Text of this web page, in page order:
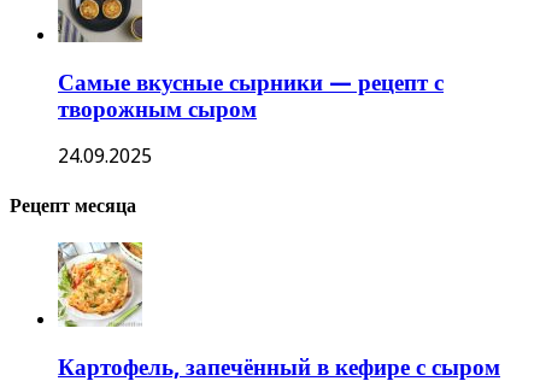
Самые вкусные сырники — рецепт с
творожным сыром
24.09.2025
Рецепт месяца
Картофель, запечённый в кефире с сыром